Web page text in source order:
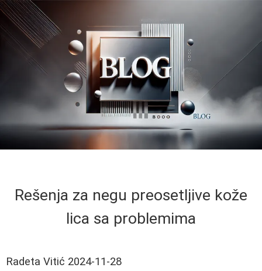
Rešenja za negu preosetljive kože
lica sa problemima
Radeta Vitić 2024-11-28